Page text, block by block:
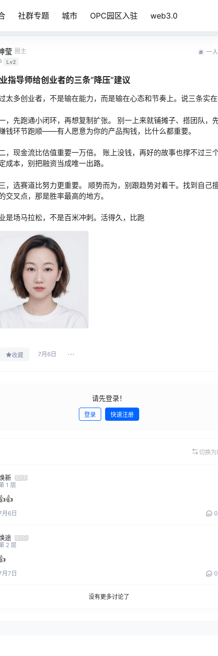
社群专题 城市 OPC园区入驻 web3.0
莹 圈主
Lv2
一
指导师给创业者的三条“降压”建议
太多创业者，不是输在能力，而是输在心态和节奏上。说三条实在
，先跑通小闭环，再想复制扩张。 别一上来就铺摊子、搭团队，
钱环节跑顺——有人愿意为你的产品掏钱，比什么都重要。
，现金流比估值重要一万倍。 账上没钱，再好的故事也撑不过三
成本，别把融资当成唯一出路。
，选赛道比努力更重要。 顺势而为，别跟趋势对着干。找到自己
交叉点，那是胜率最高的地方。
是场马拉松，不是百米冲刺。活得久，比跑
收藏 7月6日
请先登录！
登录 快速注册
切换为
新
Lv1
1 层
月6日 0
途
Lv0
2 层
月7日 0
没有更多讨论了